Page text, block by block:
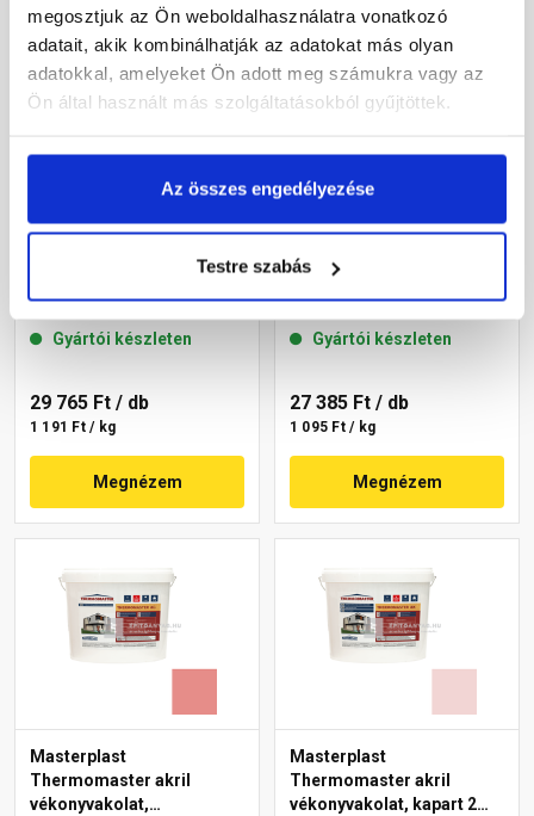
megosztjuk az Ön weboldalhasználatra vonatkozó
adatait, akik kombinálhatják az adatokat más olyan
adatokkal, amelyeket Ön adott meg számukra vagy az
Ön által használt más szolgáltatásokból gyűjtöttek.
Az összes engedélyezése
Testre szabás
vékonyvakolat, kapart 2
mm 22-C 25 kg
Gyártói készleten
29 765 Ft / db
1 191 Ft / kg
Megnézem
Thermomaster akril
vékonyvakolat, kapart 2
mm 22-D 25 kg
Gyártói készleten
27 385 Ft / db
1 095 Ft / kg
Megnézem
Masterplast
Thermomaster akril
vékonyvakolat,
Masterplast
Thermomaster akril
vékonyvakolat, kapart 2